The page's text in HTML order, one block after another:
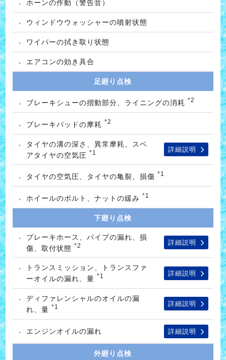
ホーンの作動（警告音）
ウィンドウウォッシャーの噴射状態
ワイパーの拭き取り状態
エアコンの効き具合
足廻り点検
ブレーキシューの摺動部分、ライニングの消耗 *2
ブレーキパッドの摩耗 *2
タイヤの溝の深さ、異常摩耗、スペ
アタイヤの空気圧 *1 詳細説明
タイヤの空気圧、タイヤの亀裂、損傷 *1
ホイールのボルト、ナットの緩み *1
下廻り点検
ブレーキホース、パイプの漏れ、損
傷、取付状態 *2 詳細説明
トランスミッション、トランスファ
ーオイルの漏れ、量 *1 詳細説明
ディファレンシャルのオイルの漏
れ、量 *1 詳細説明
エンジンオイルの漏れ 詳細説明
外廻り点検